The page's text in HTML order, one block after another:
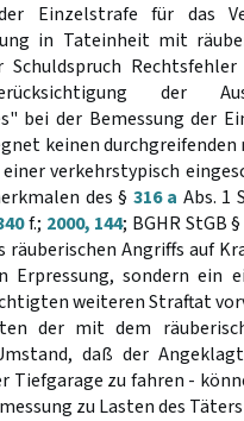
Einzelstrafe für das
in Tateinheit mit
Schuldspruch
der
bei der Bemessung der
keinen
verkehrstypisch
des § 316 a Abs. 1
f.; 2000, 144; BGHR StGB
räuberischen Angriffs auf
Erpressung, sondern ein
weiteren Straftat
der mit dem
daß der
Tiefgarage zu fahren -
zu Lasten des